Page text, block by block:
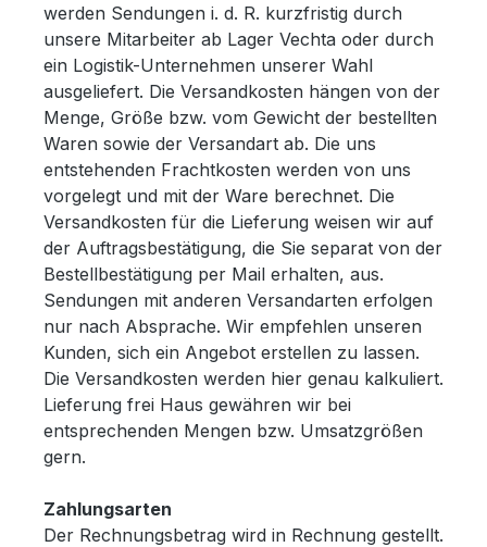
werden Sendungen i. d. R. kurzfristig durch
unsere Mitarbeiter ab Lager Vechta oder durch
ein Logistik-Unternehmen unserer Wahl
ausgeliefert. Die Versandkosten hängen von der
Menge, Größe bzw. vom Gewicht der bestellten
Waren sowie der Versandart ab. Die uns
entstehenden Frachtkosten werden von uns
vorgelegt und mit der Ware berechnet. Die
Versandkosten für die Lieferung weisen wir auf
der Auftragsbestätigung, die Sie separat von der
Bestellbestätigung per Mail erhalten, aus.
Sendungen mit anderen Versandarten erfolgen
nur nach Absprache. Wir empfehlen unseren
Kunden, sich ein Angebot erstellen zu lassen.
Die Versandkosten werden hier genau kalkuliert.
Lieferung frei Haus gewähren wir bei
entsprechenden Mengen bzw. Umsatzgrößen
gern.
Zahlungsarten
Der Rechnungsbetrag wird in Rechnung gestellt.